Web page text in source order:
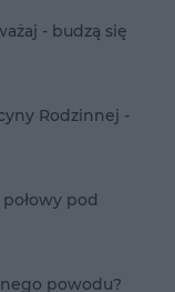
- budzą się
Rodzinnej -
pod
powodu?